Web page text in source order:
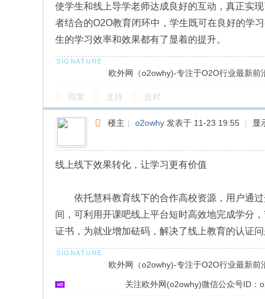
使学生和线上导学老师达成良好的互动，真正实
者结合的O2O教育闭环中，学生既可在良好的学
生的学习效率和效果都有了显着的提升。
欧外网（o2owhy)-专注于O2O行业最新前
回复 支持 反对
楼主 | o2owhy 发表于 11-23 19:55 | 显
线上线下效果转化，让学习更有价值
依托慧科教育线下的合作高校资源，用户通过
间，可利用开课吧线上平台短时高效地完成学分
证书，为就业增加砝码，解决了线上教育的认证
欧外网（o2owhy)-专注于O2O行业最新前
关注欧外网(o2owhy)微信公众号ID：